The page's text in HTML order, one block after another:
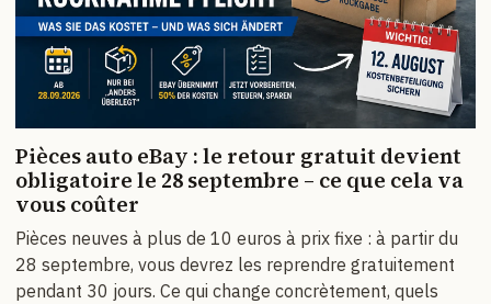
Pièces auto eBay : le retour gratuit devient
obligatoire le 28 septembre – ce que cela va
vous coûter
Pièces neuves à plus de 10 euros à prix fixe : à partir du
28 septembre, vous devrez les reprendre gratuitement
pendant 30 jours. Ce qui change concrètement, quels